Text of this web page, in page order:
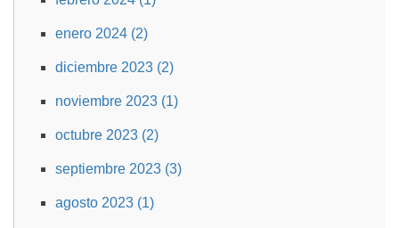
enero 2024 (2)
diciembre 2023 (2)
noviembre 2023 (1)
octubre 2023 (2)
septiembre 2023 (3)
agosto 2023 (1)